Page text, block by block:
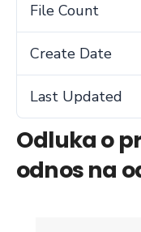
File Count
Create Date
Last Updated
Odluka o
odnos na